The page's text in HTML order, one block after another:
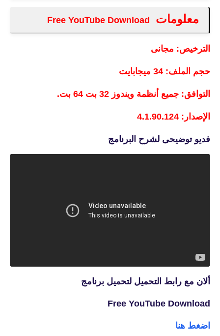
معلومات
الترخيص: مجانى
حجم الملف: 34 ميجابايت
التوافق: جميع أنظمة ويندوز 32 بت 64 بت.
الإصدار: 4.1.90.124
فديو توضيحى لشرح البرنامج
ألان مع رابط التحميل لتحميل برنامج
Free YouTube Download
اضغط هنا